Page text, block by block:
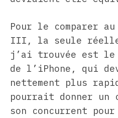
Pour le comparer au
III, la seule réelle
j’ai trouvée est
de l’iPhone, qui
nettement plus
pourrait donner un
son concurrent